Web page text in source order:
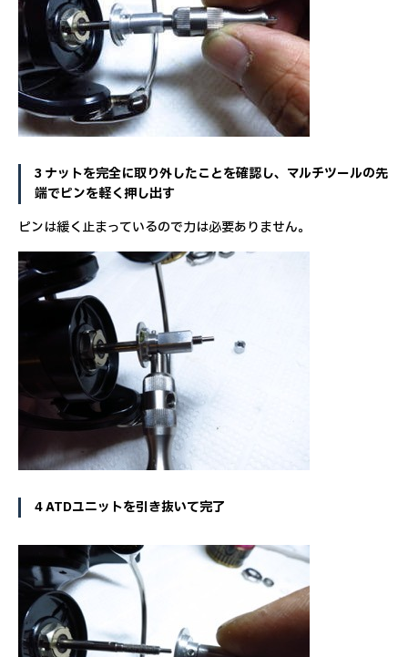
3 ナットを完全に取り外したことを確認し、マルチツールの先
端でピンを軽く押し出す
ピンは緩く止まっているので力は必要ありません。
4 ATDユニットを引き抜いて完了